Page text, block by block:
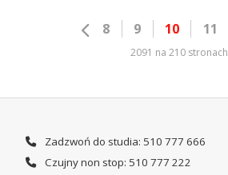
8 9 10 11
2091 na 210 stronach
Zadzwoń do studia: 510 777 666
Czujny non stop: 510 777 222